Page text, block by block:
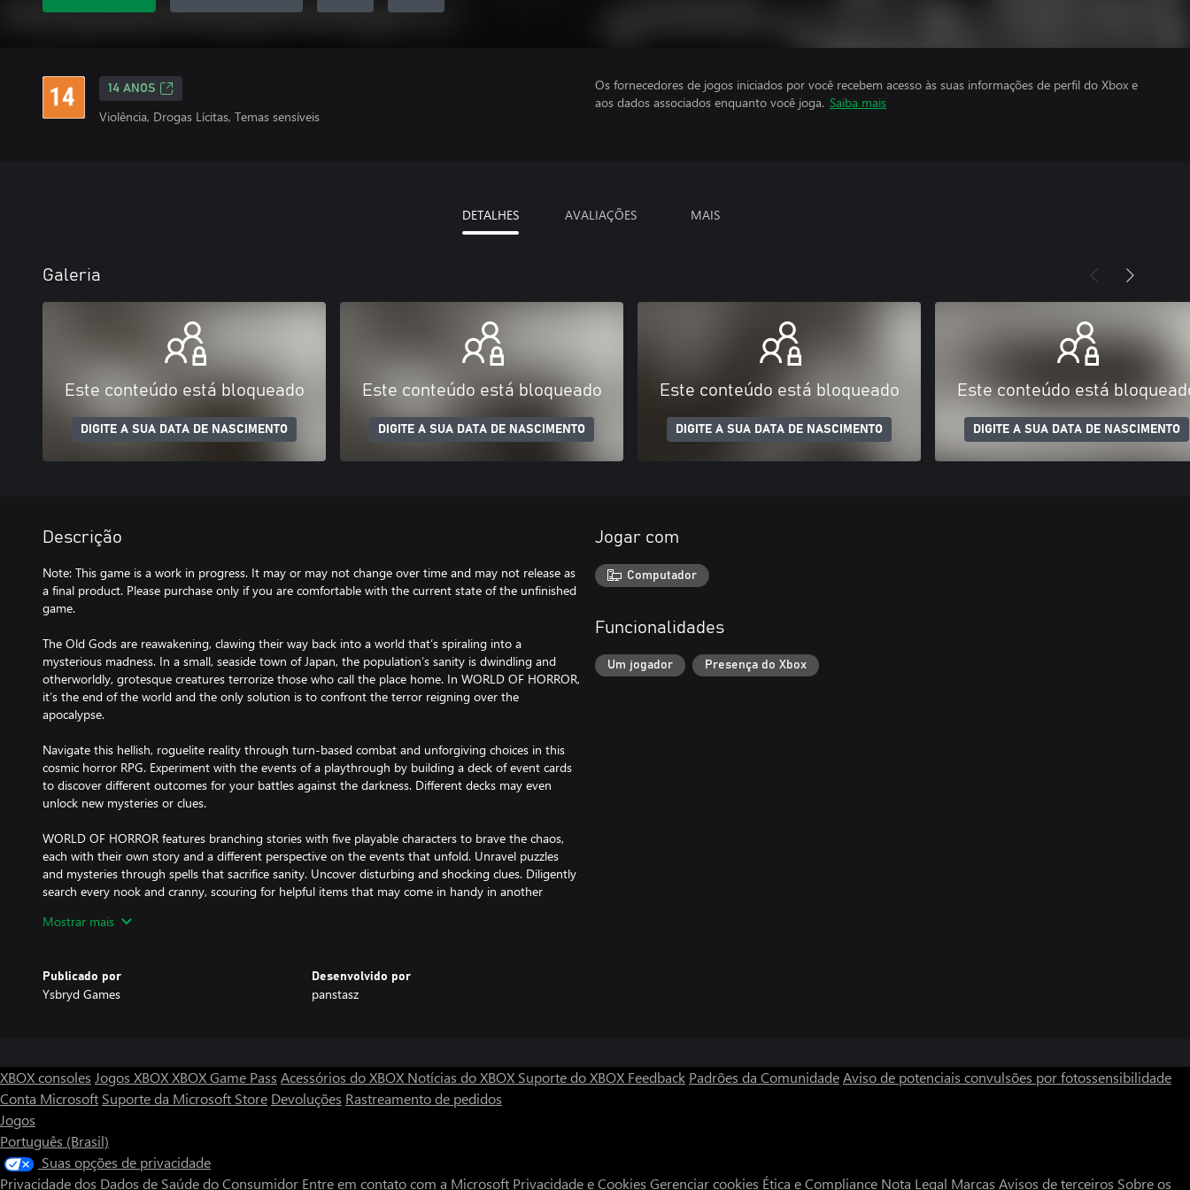
14 ANOS
Violência, Drogas Lícitas, Temas sensíveis
Os fornecedores de jogos iniciados por você recebem acesso às suas informações de perfil do Xbox e
aos dados associados enquanto você joga. Saiba mais
DETALHES AVALIAÇÕES MAIS
Galeria
Este conteúdo está bloqueado
DIGITE A SUA DATA DE NASCIMENTO
Este conteúdo está bloqueado
DIGITE A SUA DATA DE NASCIMENTO
Este conteúdo está bloqueado
DIGITE A SUA DATA DE NASCIMENTO
Este conteúdo está
DIGITE A SUA DATA DE NASCIMENTO
Descrição
Note: This game is a work in progress. It may or may not change over time and may not release as
a final product. Please purchase only if you are comfortable with the current state of the unfinished
game.
The Old Gods are reawakening, clawing their way back into a world that’s spiraling into a
mysterious madness. In a small, seaside town of Japan, the population’s sanity is dwindling and
otherworldly, grotesque creatures terrorize those who call the place home. In WORLD OF HORROR,
it’s the end of the world and the only solution is to confront the terror reigning over the
apocalypse.
Navigate this hellish, roguelite reality through turn-based combat and unforgiving choices in this
cosmic horror RPG. Experiment with the events of a playthrough by building a deck of event cards
to discover different outcomes for your battles against the darkness. Different decks may even
unlock new mysteries or clues.
WORLD OF HORROR features branching stories with five playable characters to brave the chaos,
each with their own story and a different perspective on the events that unfold. Unravel puzzles
and mysteries through spells that sacrifice sanity. Uncover disturbing and shocking clues. Diligently
search every nook and cranny, scouring for helpful items that may come in handy in another
amorphous terrors to create a gnawing sense of dread. Complimented by haunting chiptunes and
a 1-bit art style with a variety of available palettes, WORLD OF HORROR presents a series of
found at http://www.wohgame.com
Mostrar mais
Publicado por
Ysbryd Games
Desenvolvido por
panstasz
Jogar com
Computador
Funcionalidades
Um jogador Presença do Xbox
XBOX consoles Jogos XBOXXBOX Game Pass Acessórios do XBOX Notícias do XBOX Suporte do XBOX Feedback Padrões da ComunidadeAviso de potenciais convulsões por fotossensibilidade
Conta Microsoft Suporte da Microsoft Store Devoluções Rastreamento de pedidos
Jogos
Português (Brasil)
Suas opções de privacidade
Privacidade dos Dados de Saúde do Consumidor Entre em contato com a Microsoft Privacidade e Cookies Gerenciar cookies Ética e Compliance Nota Legal Marcas Avisos de terceiros Sobre os